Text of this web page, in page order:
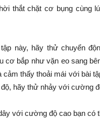
thắt chặt cơ bụng cùng
này, hãy thử chuyển
cơ bắp như vặn eo sang
cảm thấy thoải mái với bài
độ, hãy thử nhảy với cường
với cường độ cao bạn có